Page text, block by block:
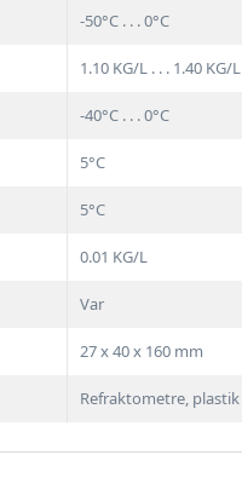
-50°C . . . 0°C
1.10 KG/L . . . 1.40 KG/L
-40°C . . . 0°C
5°C
5°C
0.01 KG/L
Var
27 x 40 x 160 mm
Refraktometre, plastik